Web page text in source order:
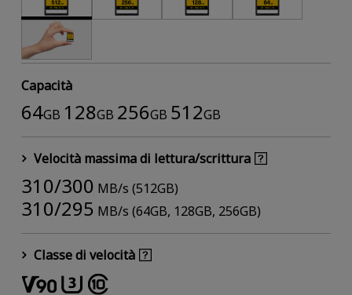
Capacità
64GB 128GB 256GB 512GB
Velocità massima di lettura/scrittura
310/300 MB/s (512GB)
310/295 MB/s (64GB, 128GB, 256GB)
Classe di velocità